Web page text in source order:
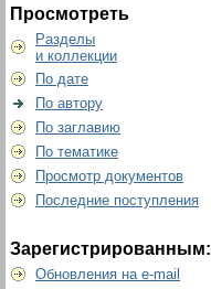
Просмотреть
Разделы
и коллекции
По дате
По автору
По заглавию
По тематике
Просмотр документов
Последние поступления
Зарегистрированным:
Обновления на e-mail